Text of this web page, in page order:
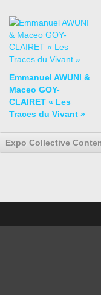
Emmanuel AWUNI &
Maceo GOY-
CLAIRET « Les
Traces du Vivant »